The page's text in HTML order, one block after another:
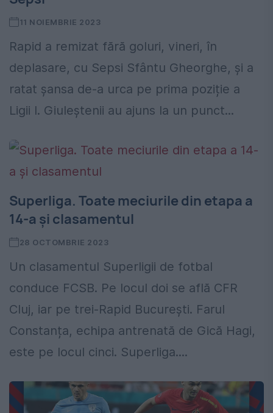
11 NOIEMBRIE 2023
Rapid a remizat fără goluri, vineri, în
deplasare, cu Sepsi Sfântu Gheorghe, și a
ratat șansa de-a urca pe prima poziție a
Ligii I. Giuleștenii au ajuns la un punct...
Superliga. Toate meciurile din etapa a
14-a şi clasamentul
28 OCTOMBRIE 2023
Un clasamentul Superligii de fotbal
conduce FCSB. Pe locul doi se află CFR
Cluj, iar pe trei-Rapid București. Farul
Constanța, echipa antrenată de Gică Hagi,
este pe locul cinci. Superliga....